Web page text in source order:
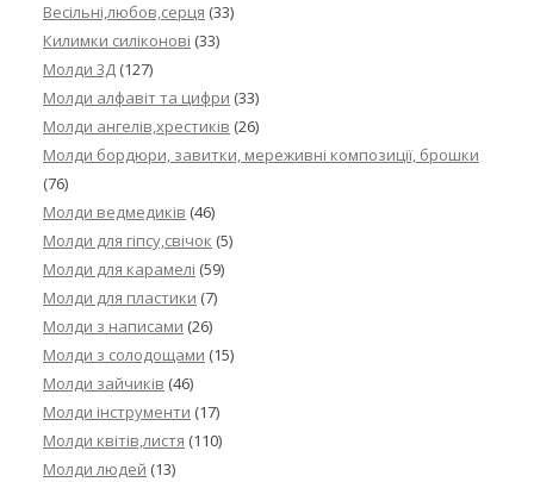
Весільні,любов,серця (33)
Килимки силіконові (33)
Молди 3Д (127)
Молди алфавіт та цифри (33)
Молди ангелів,хрестиків (26)
Молди бордюри, завитки, мереживні композиції, брошки
(76)
Молди ведмедиків (46)
Молди для гіпсу,свічок (5)
Молди для карамелі (59)
Молди для пластики (7)
Молди з написами (26)
Молди з солодощами (15)
Молди зайчиків (46)
Молди інструменти (17)
Молди квітів,листя (110)
Молди людей (13)